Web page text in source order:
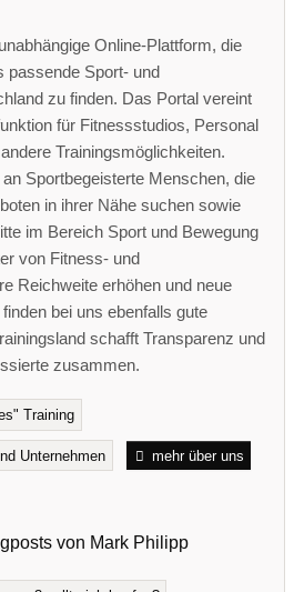
Online-Plattform, die
passende Sport- und
zu finden. Das Portal vereint
für Fitnessstudios, Personal
Trainingsmöglichkeiten.
Sportbegeisterte Menschen, die
in ihrer Nähe suchen sowie
im Bereich Sport und Bewegung
von Fitness- und
Reichweite erhöhen und neue
bei uns ebenfalls gute
schafft Transparenz und
zusammen.
Training
Unternehmen mehr über uns
von Mark Philipp